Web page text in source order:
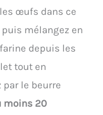
œufs dans ce
mélangez en
depuis les
tout en
le beurre
moins 20